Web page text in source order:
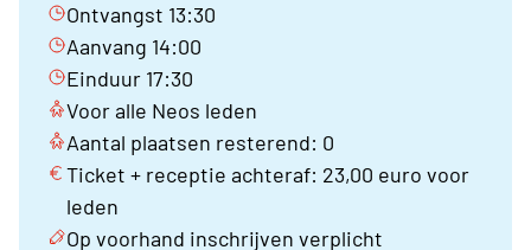
Ontvangst 13:30
Aanvang 14:00
Einduur 17:30
Voor alle Neos leden
Aantal plaatsen resterend: 0
Ticket + receptie achteraf: 23,00 euro voor
leden
Op voorhand inschrijven verplicht